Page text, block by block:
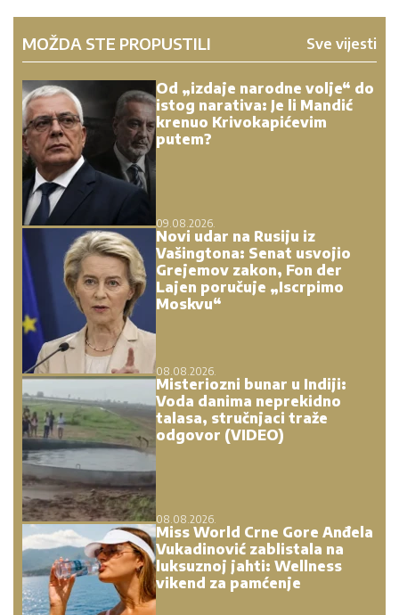
MOŽDA STE PROPUSTILI Sve vijesti
Od „izdaje narodne volje“ do
istog narativa: Je li Mandić
krenuo Krivokapićevim
putem?
09.08.2026.
Novi udar na Rusiju iz
Vašingtona: Senat usvojio
Grejemov zakon, Fon der
Lajen poručuje „Iscrpimo
Moskvu“
08.08.2026.
Misteriozni bunar u Indiji:
Voda danima neprekidno
talasa, stručnjaci traže
odgovor (VIDEO)
08.08.2026.
Miss World Crne Gore Anđela
Vukadinović zablistala na
luksuznoj jahti: Wellness
vikend za pamćenje